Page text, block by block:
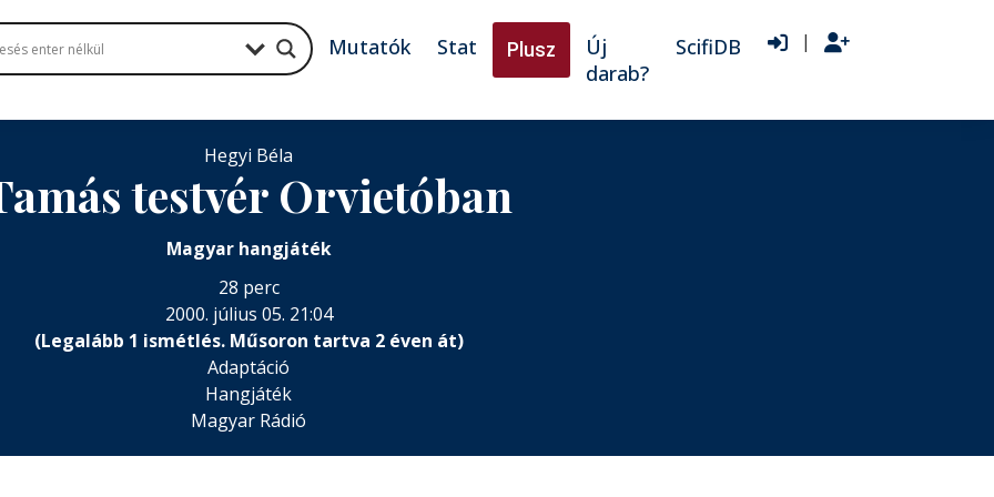
Mutatók Stat Plusz
Új
darab?
ScifiDB |
Hegyi Béla
testvér Orvietóban
Magyar hangjáték
28 perc
2000. július 05. 21:04
(Legalább 1 ismétlés. Műsoron tartva 2 éven át)
Adaptáció
Hangjáték
Magyar Rádió